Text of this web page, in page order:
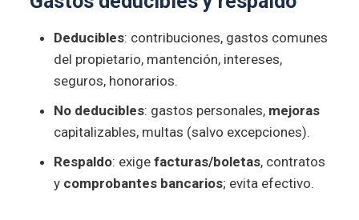
Deducibles: contribuciones, gastos comunes
del propietario, mantención, intereses,
seguros, honorarios.
No deducibles: gastos personales, mejoras
capitalizables, multas (salvo excepciones).
Respaldo: exige facturas/boletas, contratos
y comprobantes bancarios; evita efectivo.